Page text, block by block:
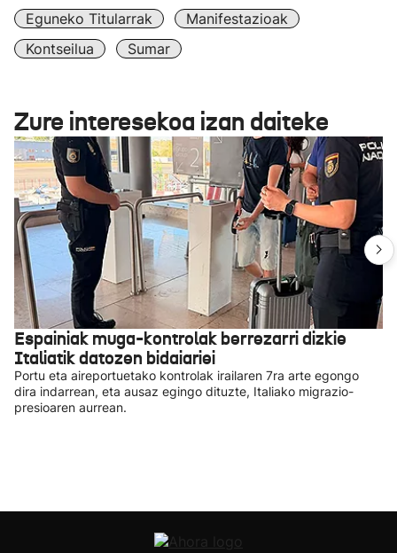
Eguneko Titularrak
Manifestazioak
Kontseilua
Sumar
Zure interesekoa izan daiteke
Espainiak muga-kontrolak berrezarri dizkie
Italiatik datozen bidaiariei
Portu eta aireportuetako kontrolak irailaren 7ra arte egongo
dira indarrean, eta ausaz egingo dituzte, Italiako migrazio-
presioaren aurrean.